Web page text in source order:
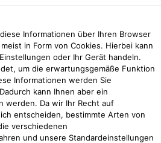
Informationen über Ihren Browser
in Form von Cookies. Hierbei kann
oder Ihr Gerät handeln.
um die erwartungsgemäße Funktion
Informationen werden Sie
kann Ihnen aber ein
werden. Da wir Ihr Recht auf
entscheiden, bestimmte Arten von
verschiedenen
und unsere Standardeinstellungen